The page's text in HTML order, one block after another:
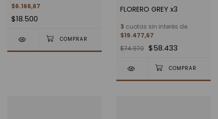
$6.166,67
$18.500
FLORERO GREY x3
3 cuotas sin interés de
$19.477,67
$74.970 $58.433